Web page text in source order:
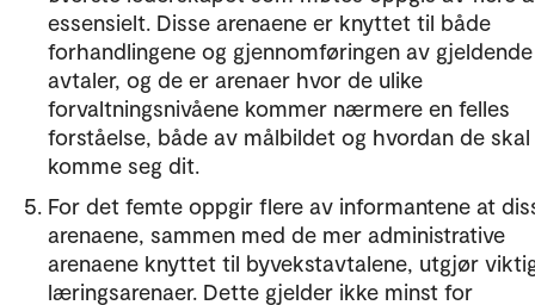
essensielt. Disse arenaene er knyttet til både
forhandlingene og gjennomføringen av gjeldende
avtaler, og de er arenaer hvor de ulike
forvaltningsnivåene kommer nærmere en felles
forståelse, både av målbildet og hvordan de skal
komme seg dit.
For det femte oppgir flere av informantene at
arenaene, sammen med de mer administrative
arenaene knyttet til byvekstavtalene, utgjør
læringsarenaer. Dette gjelder ikke minst for